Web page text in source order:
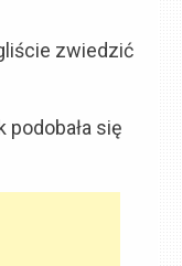
zwiedzić
podobała się